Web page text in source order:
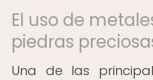
El uso de
piedras
Una de las